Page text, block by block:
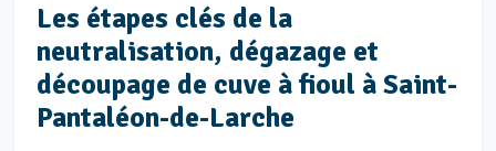
Les étapes clés de la
neutralisation, dégazage et
découpage de cuve à fioul à Saint-
Pantaléon-de-Larche